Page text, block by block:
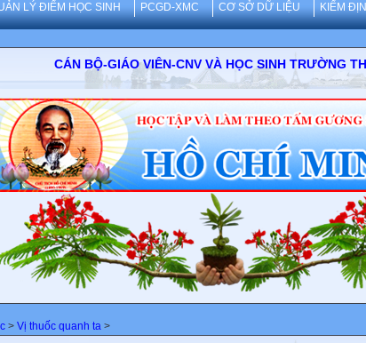
LÝ ĐIỂM HỌC SINH PCGD-XMC CƠ SỞ DỮ LIỆU
KIỂM
CÁN BỘ-GIÁO VIÊN-CNV VÀ HỌC SINH TRƯỜNG THCS
> Vị thuốc quanh ta >